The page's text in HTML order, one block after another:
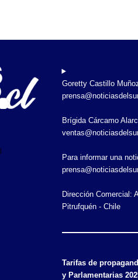
Goretty Castillo
Brígida Cárcamo
Para informar una
Dirección Comercial:
Pitrufquén - Chile
Tarifas de
y Parlamentarias